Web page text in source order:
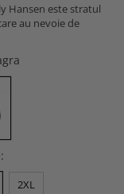
Hansen este stratul
au nevoie de
:
2XL